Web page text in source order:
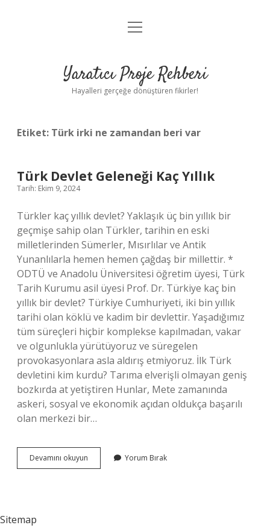
Anasayfa
Yasal Uyarı
menüyü
Yaratıcı Proje Rehberi
Hayalleri gerçeğe dönüştüren fikirler!
Etiket: Türk irki ne zamandan beri var
Türk Devlet Geleneği Kaç Yıllık
Tarih: Ekim 9, 2024
Türkler kaç yıllık devlet? Yaklaşık üç bin yıllık bir
geçmişe sahip olan Türkler, tarihin en eski
milletlerinden Sümerler, Mısırlılar ve Antik
Yunanlılarla hemen hemen çağdaş bir millettir. *
ODTÜ ve Anadolu Üniversitesi öğretim üyesi, Türk
Tarih Kurumu asil üyesi Prof. Dr. Türkiye kaç bin
yıllık bir devlet? Türkiye Cumhuriyeti, iki bin yıllık
tarihi olan köklü ve kadim bir devlettir. Yaşadığımız
tüm süreçleri hiçbir komplekse kapılmadan, vakar
ve olgunlukla yürütüyoruz ve süregelen
provokasyonlara asla aldırış etmiyoruz. İlk Türk
devletini kim kurdu? Tarıma elverişli olmayan geniş
bozkırda at yetiştiren Hunlar, Mete zamanında
askeri, sosyal ve ekonomik açıdan oldukça başarılı
olan merkezi bir…
Devamını okuyun
Devlet
Yorum Bırak
Sitemap